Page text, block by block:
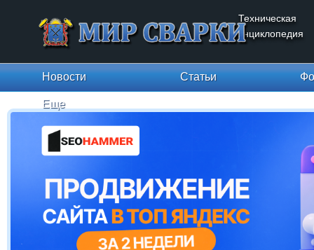
Техническая
энциклопедия
Новости Статьи
Еще